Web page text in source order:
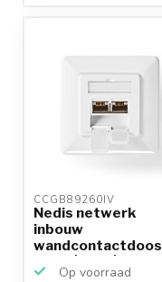
CCGB89260IV
Nedis netwerk
inbouw
wandcontactdoos |
CAT7 | STP | 2x RJ...
Op voorraad